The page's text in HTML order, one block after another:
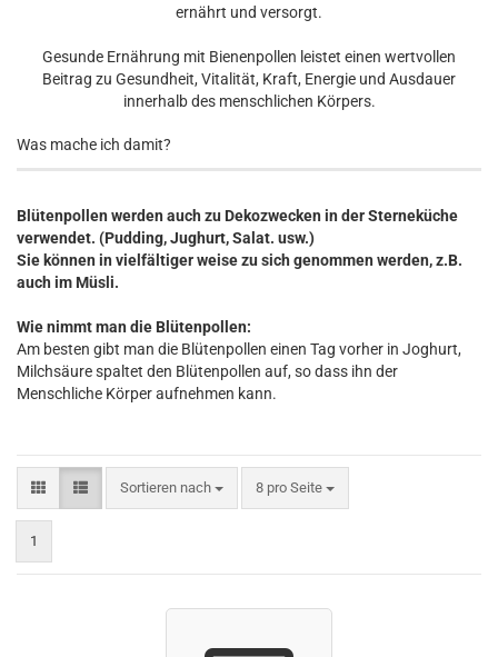
ernährt und versorgt.
Gesunde Ernährung mit Bienenpollen leistet einen wertvollen
Beitrag zu Gesundheit, Vitalität, Kraft, Energie und Ausdauer
innerhalb des menschlichen Körpers.
Was mache ich damit?
Blütenpollen werden auch zu Dekozwecken in der Sterneküche
verwendet. (Pudding, Jughurt, Salat. usw.)
Sie können in vielfältiger weise zu sich genommen werden, z.B.
auch im Müsli.
Wie nimmt man die Blütenpollen:
Am besten gibt man die Blütenpollen einen Tag vorher in Joghurt,
Milchsäure spaltet den Blütenpollen auf, so dass ihn der
Menschliche Körper aufnehmen kann.
Sortieren nach
Sortieren nach 8 pro Seite
pro Seite
1